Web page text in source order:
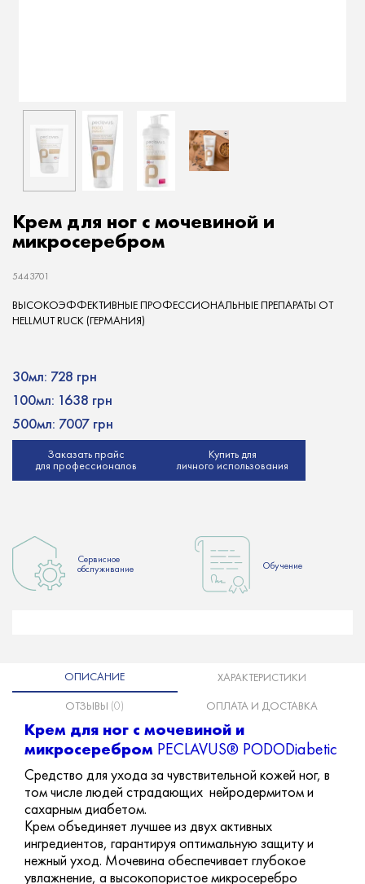
Крем для ног с мочевиной и
микросеребром
5443701
ВЫСОКОЭФФЕКТИВНЫЕ ПРОФЕССИОНАЛЬНЫЕ ПРЕПАРАТЫ ОТ
HELLMUT RUCK (ГЕРМАНИЯ)
30мл: 728 грн
100мл: 1638 грн
500мл: 7007 грн
Заказать прайс
для профессионалов
Купить для
личного использования
Сервисное
обслуживание
Обучение
ОПИСАНИЕ ХАРАКТЕРИСТИКИ
ОТЗЫВЫ (0) ОПЛАТА И ДОСТАВКА
Крем для ног с мочевиной и
микросеребром PECLAVUS® PODODiabetic
Средство для ухода за чувствительной кожей ног, в
том числе людей страдающих нейродермитом и
сахарным диабетом.
Крем объединяет лучшее из двух активных
ингредиентов, гарантируя оптимальную защиту и
нежный уход. Мочевина обеспечивает глубокое
увлажнение, а высокопористое микросеребро